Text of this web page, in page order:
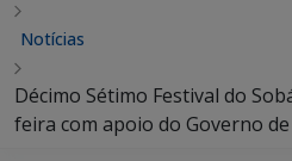
Notícias
Décimo Sétimo Festival do
feira com apoio do Governo de